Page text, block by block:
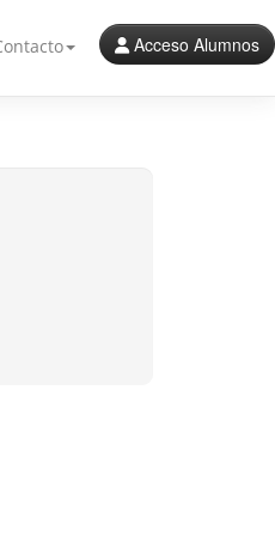
Acceso Alumnos